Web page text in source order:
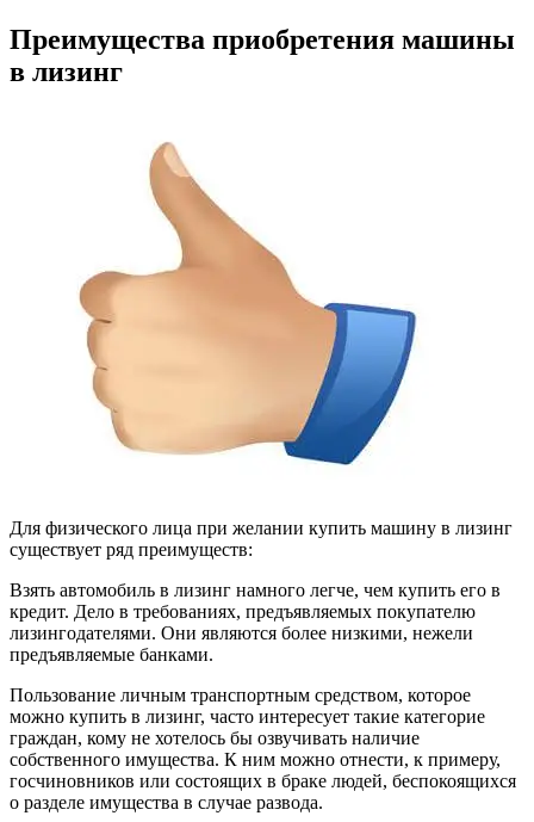
Преимущества приобретения машины
в лизинг
Для физического лица при желании купить машину в лизинг
существует ряд преимуществ:
Взять автомобиль в лизинг намного легче, чем купить его в
кредит. Дело в требованиях, предъявляемых покупателю
лизингодателями. Они являются более низкими, нежели
предъявляемые банками.
Пользование личным транспортным средством, которое
можно купить в лизинг, часто интересует такие категорие
граждан, кому не хотелось бы озвучивать наличие
собственного имущества. К ним можно отнести, к примеру,
госчиновников или состоящих в браке людей, беспокоящихся
о разделе имущества в случае развода.